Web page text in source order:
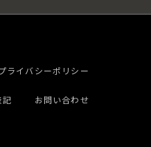
ライバシーポリシー
記 お問い合わせ